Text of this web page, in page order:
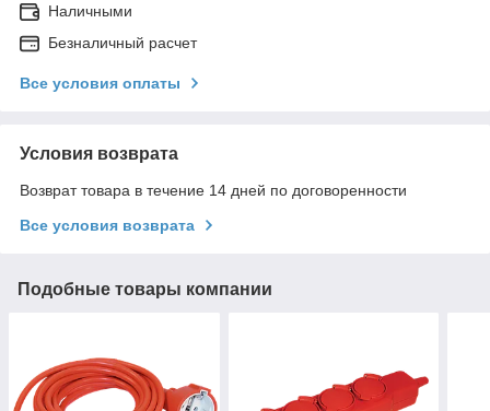
Наличными
Безналичный расчет
Все условия оплаты
Условия возврата
Возврат товара в течение 14 дней по договоренности
Все условия возврата
Подобные товары компании